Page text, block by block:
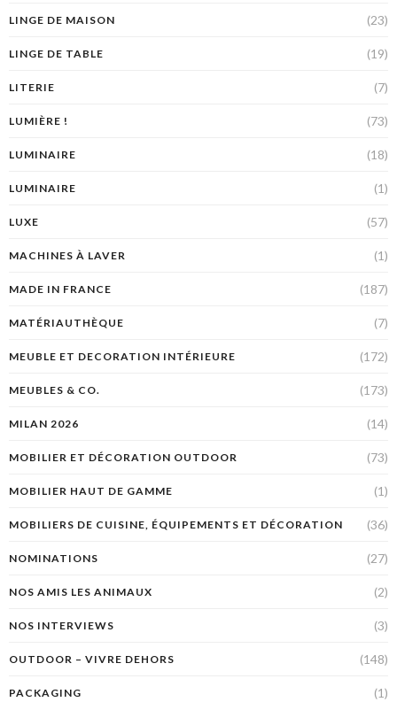
LINGE DE MAISON (23)
LINGE DE TABLE (19)
LITERIE (7)
LUMIÈRE ! (73)
LUMINAIRE (18)
LUMINAIRE (1)
LUXE (57)
MACHINES À LAVER (1)
MADE IN FRANCE (187)
MATÉRIAUTHÈQUE (7)
MEUBLE ET DECORATION INTÉRIEURE (172)
MEUBLES & CO. (173)
MILAN 2026 (14)
MOBILIER ET DÉCORATION OUTDOOR (73)
MOBILIER HAUT DE GAMME (1)
MOBILIERS DE CUISINE, ÉQUIPEMENTS ET DÉCORATION (36)
NOMINATIONS (27)
NOS AMIS LES ANIMAUX (2)
NOS INTERVIEWS (3)
OUTDOOR – VIVRE DEHORS (148)
PACKAGING (1)